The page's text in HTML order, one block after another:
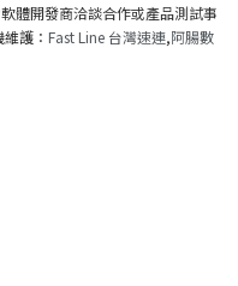
體開發商洽談合作或產品測試事
護： Fast Line 台灣速連,阿腸數